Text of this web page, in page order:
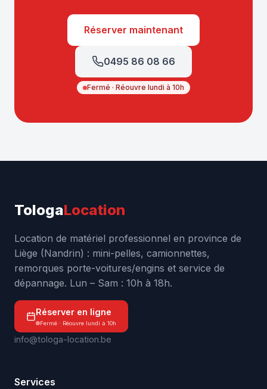
Réserver maintenant
0495 86 08 66
Fermé · Réouvre lundi à 10h
TologaLocation
Location de matériel professionnel en province de
Liège (Nandrin) : mini-pelles, camionnettes,
remorques porte-voitures/engins et service de
dépannage. Lun – Sam : 10h à 18h.
Réserver en ligne
Fermé · Réouvre lundi à 10h
info@tologa-location.be
Services